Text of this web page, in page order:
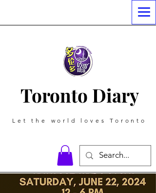
Toronto Diary
Let the world loves Toronto